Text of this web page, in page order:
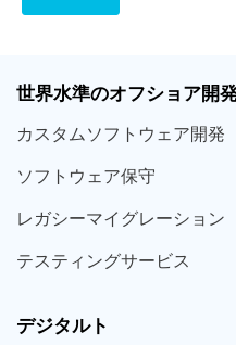
世界水準のオフショア開
カスタム ソフトウェア開発
ソフト ウェア保守
レガシーマイグレーション
テスティングサービス
デジタルト